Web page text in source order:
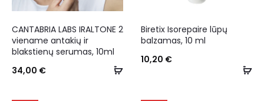
CANTABRIA LABS IRALTONE 2
viename antakių ir
blakstienų serumas, 10ml
34,00 €
Biretix Isorepaire lūpų
balzamas, 10 ml
10,20 €